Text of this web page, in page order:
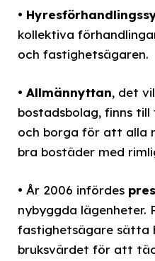
•
kollektiva
och fastighetsägaren.
• Allmännyttan, det
bostadsbolag, finns
och borga för att alla
bra bostäder med
• År 2006 infördes
nybyggda lägenheter.
fastighetsägare sätta
bruksvärdet för att